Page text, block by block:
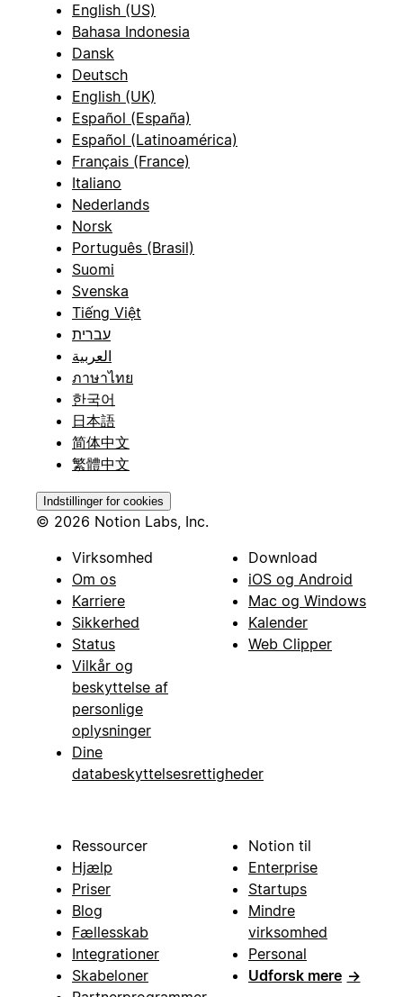
English (US)
Bahasa Indonesia
Dansk
Deutsch
English (UK)
Español (España)
Español (Latinoamérica)
Français (France)
Italiano
Nederlands
Norsk
Português (Brasil)
Suomi
Svenska
Tiếng Việt
עברית
العربية
ภาษาไทย
한국어
日本語
简体中文
繁體中文
Indstillinger for cookies
© 2026 Notion Labs, Inc.
Virksomhed
Om os
Karriere
Sikkerhed
Status
Vilkår og
beskyttelse af
personlige
oplysninger
Dine
databeskyttelsesrettigheder
Download
iOS og Android
Mac og Windows
Kalender
Web Clipper
Ressourcer
Hjælp
Priser
Blog
Fællesskab
Integrationer
Skabeloner
Notion til
Enterprise
Startups
Mindre
virksomhed
Personal
Udforsk mere →